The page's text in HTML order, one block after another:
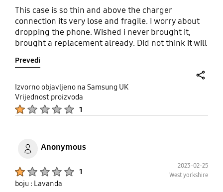
This case is so thin and above the charger
connection its very lose and fragile. I worry about
dropping the phone. Wished i never brought it,
brought a replacement already. Did not think it will
Prevedi
Izvorno objavljeno na Samsung UK
Vrijednost proizvoda
1
Anonymous
1
2023-02-25
West yorkshire
boju : Lavanda